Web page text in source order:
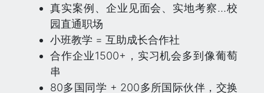
真实案例、企业见面会、实地考察…校
园直通职场
小班教学 = 互助成长合作社
合作企业1500+，实习机会多到像葡萄
串
80多国同学 + 200多所国际伙伴，交换